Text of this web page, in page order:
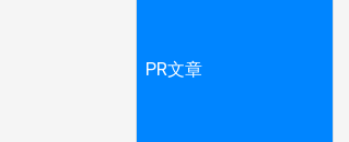
PR文章